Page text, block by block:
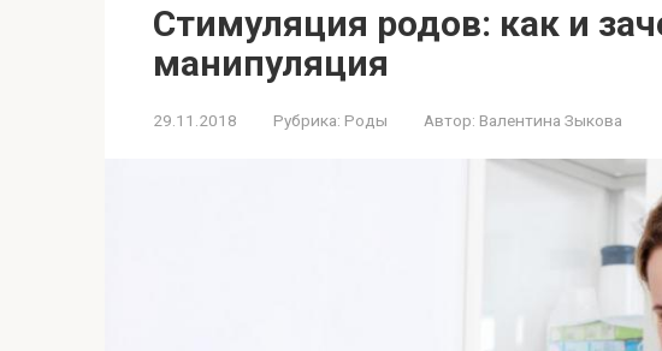
Стимуляция родов: как и
манипуляция
29.11.2018 Рубрика: Роды Автор: Валентина Зыкова